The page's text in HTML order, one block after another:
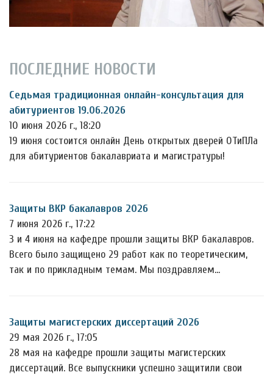
ПОСЛЕДНИЕ НОВОСТИ
Седьмая традиционная онлайн-консультация для
абитуриентов 19.06.2026
10 июня 2026 г., 18:20
19 июня состоится онлайн День открытых дверей ОТиПЛа
для абитуриентов бакалавриата и магистратуры!
Защиты ВКР бакалавров 2026
7 июня 2026 г., 17:22
3 и 4 июня на кафедре прошли защиты ВКР бакалавров.
Всего было защищено 29 работ как по теоретическим,
так и по прикладным темам. Мы поздравляем…
Защиты магистерских диссертаций 2026
29 мая 2026 г., 17:05
28 мая на кафедре прошли защиты магистерских
диссертаций. Все выпускники успешно защитили свои